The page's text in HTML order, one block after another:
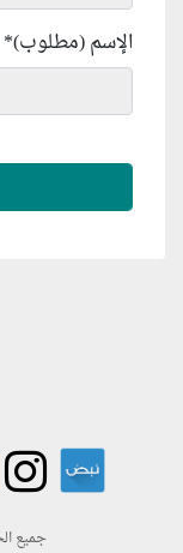
الإسم (مطلوب)*
جميع